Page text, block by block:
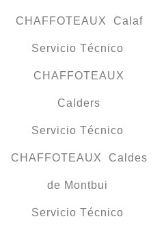
CHAFFOTEAUX Calaf
Servicio Técnico
CHAFFOTEAUX
Calders
Servicio Técnico
CHAFFOTEAUX Caldes
de Montbui
Servicio Técnico